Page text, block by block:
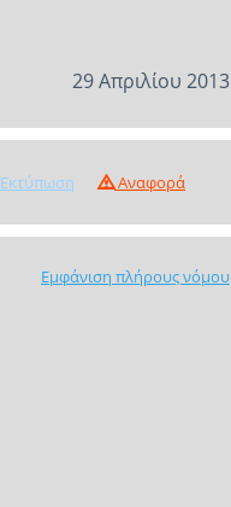
29 Απριλίου 2013
Εκτύπωση Αναφορά
Εμφάνιση πλήρους νόμου